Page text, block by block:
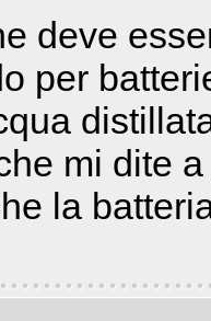
deve
per
mi dite
la